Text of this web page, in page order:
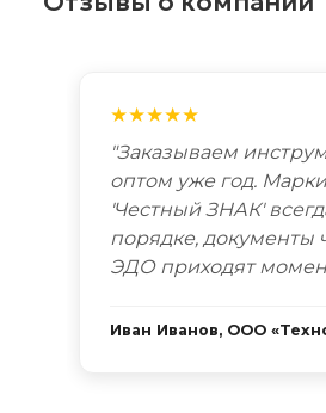
★★★★★
"Заказываем
оптом уже год.
'Честный ЗНАК'
порядке, документы
ЭДО приходят
Иван Иванов, ООО